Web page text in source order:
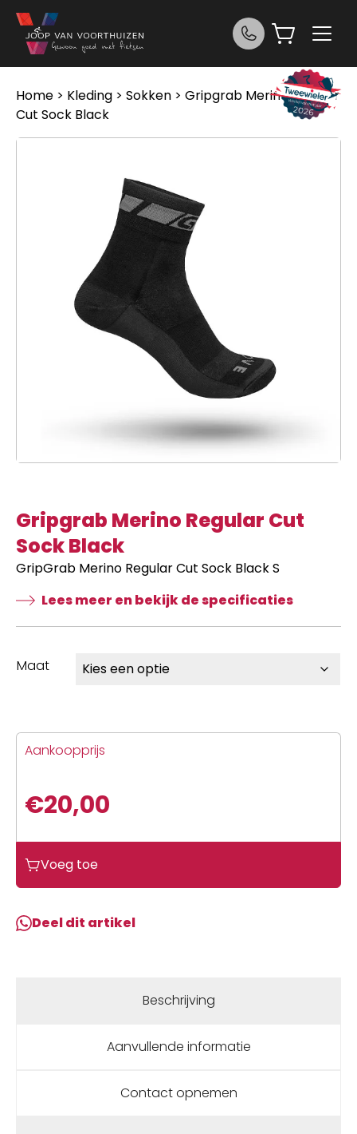
Ga naar de inhoud
Home > Kleding > Sokken > Gripgrab Merino Regular
Cut Sock Black
Gripgrab Merino Regular Cut
Sock Black
GripGrab Merino Regular Cut Sock Black S
Lees meer en bekijk de specificaties
Maat
Aankoopprijs
€20,00
Merino
Regular
Sock
Voeg toe
Deel dit artikel
Beschrijving
Aanvullende informatie
Contact opnemen